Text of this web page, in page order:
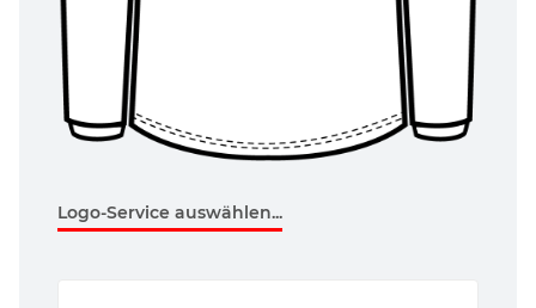
Logo-Service auswählen...